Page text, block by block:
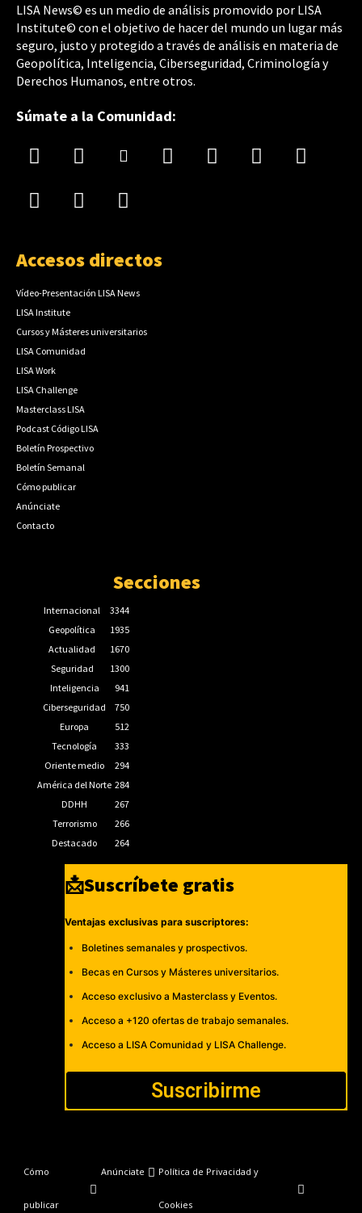
LISA News© es un medio de análisis promovido por LISA
Institute© con el objetivo de hacer del mundo un lugar más
seguro, justo y protegido a través de análisis en materia de
Geopolítica, Inteligencia, Ciberseguridad, Criminología y
Derechos Humanos, entre otros.
Súmate a la Comunidad:
Accesos directos
Vídeo-Presentación LISA News
LISA Institute
Cursos y Másteres universitarios
LISA Comunidad
LISA Work
LISA Challenge
Masterclass LISA
Podcast Código LISA
Boletín Prospectivo
Boletín Semanal
Cómo publicar
Anúnciate
Contacto
Secciones
Internacional
3344
Geopolítica
1935
Actualidad
1670
Seguridad
1300
Inteligencia
941
Ciberseguridad
750
Europa
512
Tecnología
333
Oriente medio
294
América del Norte 284
DDHH
267
Terrorismo
266
Destacado
264
📩Suscríbete gratis
Ventajas exclusivas para suscriptores:
Boletines semanales y prospectivos.
Becas en Cursos y Másteres universitarios.
Acceso exclusivo a Masterclass y Eventos.
Acceso a +120 ofertas de trabajo semanales.
Acceso a LISA Comunidad y LISA Challenge.
Suscribirme
Cómo
publicar
Anúnciate Política de Privacidad y
Cookies